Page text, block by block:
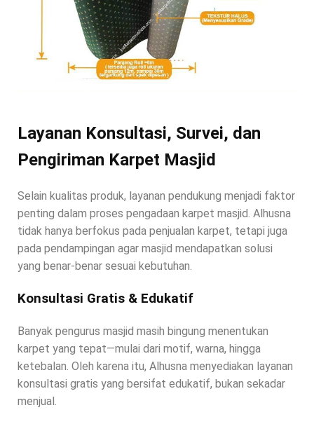
Layanan Konsultasi, Survei, dan
Pengiriman Karpet Masjid
Selain kualitas produk, layanan pendukung menjadi faktor
penting dalam proses pengadaan karpet masjid. Alhusna
tidak hanya berfokus pada penjualan karpet, tetapi juga
pada pendampingan agar masjid mendapatkan solusi
yang benar-benar sesuai kebutuhan.
Konsultasi Gratis & Edukatif
Banyak pengurus masjid masih bingung menentukan
karpet yang tepat—mulai dari motif, warna, hingga
ketebalan. Oleh karena itu, Alhusna menyediakan layanan
konsultasi gratis yang bersifat edukatif, bukan sekadar
menjual.